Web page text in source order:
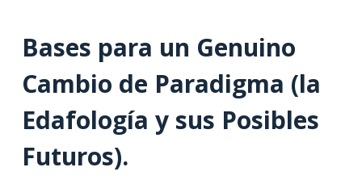
o
Bases para un Genuino
Cambio de Paradigma (la
Edafología y sus Posibles
Futuros).